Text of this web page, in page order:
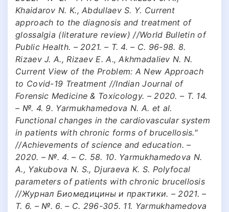
Khaidarov N. K., Abdullaev S. Y. Current
approach to the diagnosis and treatment of
glossalgia (literature review) //World Bulletin of
Public Health. – 2021. – Т. 4. – С. 96-98. 8.
Rizaev J. A., Rizaev E. A., Akhmadaliev N. N.
Current View of the Problem: A New Approach
to Covid-19 Treatment //Indian Journal of
Forensic Medicine & Toxicology. – 2020. – Т. 14.
– №. 4. 9. Yarmukhamedova N. A. et al.
Functional changes in the cardiovascular system
in patients with chronic forms of brucellosis."
//Achievements of science and education. –
2020. – №. 4. – С. 58. 10. Yarmukhamedova N.
A., Yakubova N. S., Djuraeva K. S. Рolyfocal
parameters of patients with chronic brucellosis
//Журнал Биомедицины и практики. – 2021. –
Т. 6. – №. 6. – С. 296-305. 11. Yarmukhamedova